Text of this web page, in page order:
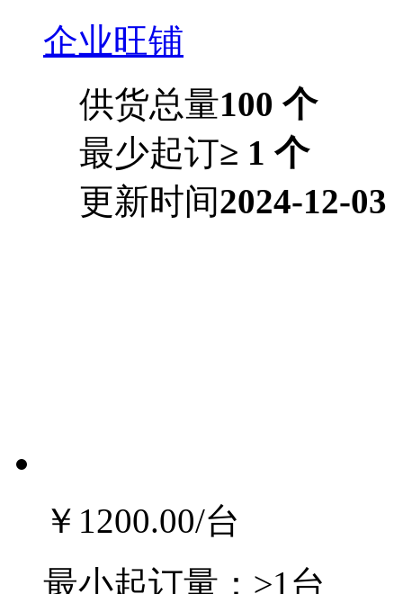
企业旺铺
供货总量100 个
最少起订≥ 1 个
更新时间2024-12-03
￥1200.00/台
最小起订量： ≥1台